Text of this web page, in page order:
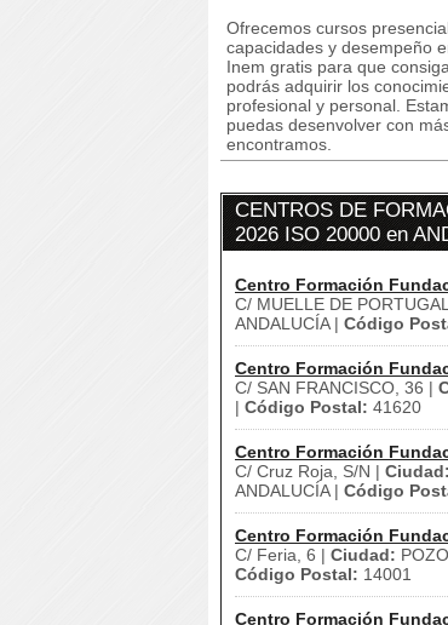
Ofrecemos cursos
capacidades y desempeño
Inem gratis para que
podrás adquirir los
profesional y personal.
puedas desenvolver con
encontramos.
CENTROS DE
2026 ISO 20000 en
Centro Formación
C/ MUELLE DE
ANDALUCÍA | Código
Centro Formación
C/ SAN FRANCISCO, 36 |
| Código Postal: 41620
Centro Formación
C/ Cruz Roja, S/N | Ciudad:
ANDALUCÍA | Código
Centro Formación
C/ Feria, 6 | Ciudad:
Código Postal: 14001
Centro Formación